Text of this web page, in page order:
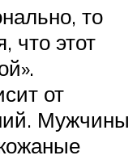
то
что этот
от
Мужчины